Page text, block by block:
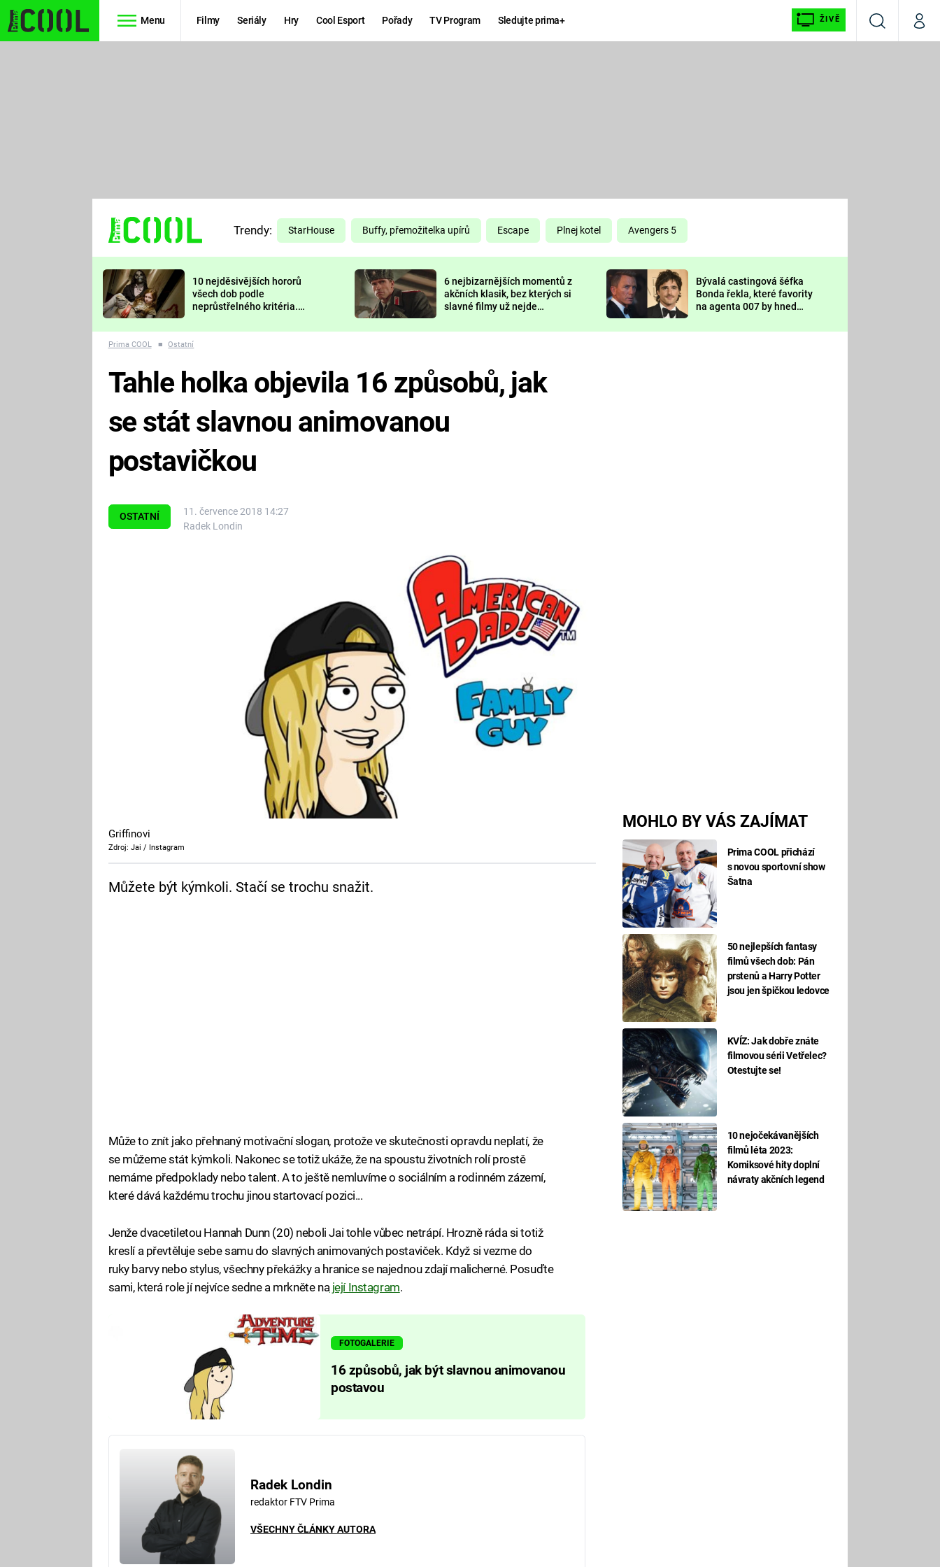
Menu Filmy Seriály Hry Cool Esport Pořady TV Program Sledujte prima+ ŽIVĚ
VyhledáváníMůj
TŘESKU
FUTURAMA
PREDÁTOR
DELIVERANCE
KOMEDIE
CHUCK
NORRIS
DEADPOOL
Prima LAJK
Sledujte nás
Trendy: StarHouse Buffy, přemožitelka upírů Escape Plnej kotel Avengers 5
10 nejděsivějších hororů
všech dob podle
neprůstřelného kritéria.
nejvíc zvednou tep?
6 nejbizarnějších momentů z
akčních klasik, bez kterých si
slavné filmy už nejde
Bývalá castingová šéfka
Bonda řekla, které favority
na agenta 007 by hned
Prima COOL ■ Ostatní
OSTATNÍ
11. července 2018 14:27
Radek Londin
MOHLO BY VÁS ZAJÍMAT
Prima COOL přichází
s novou sportovní show
Šatna
50 nejlepších fantasy
filmů všech dob: Pán
prstenů a Harry Potter
jsou jen špičkou ledovce
KVÍZ: Jak dobře znáte
filmovou sérii Vetřelec?
Otestujte se!
10 nejočekávanějších
filmů léta 2023:
Komiksové hity doplní
návraty akčních legend
Tahle holka objevila 16 způsobů, jak
se stát slavnou animovanou
postavičkou
Griffinovi
Zdroj: Jai / Instagram
Můžete být kýmkoli. Stačí se trochu snažit.
Může to znít jako přehnaný motivační slogan, protože ve skutečnosti opravdu neplatí, že
se můžeme stát kýmkoli. Nakonec se totiž ukáže, že na spoustu životních rolí prostě
nemáme předpoklady nebo talent. A to ještě nemluvíme o sociálním a rodinném zázemí,
které dává každému trochu jinou startovací pozici...
Jenže dvacetiletou Hannah Dunn (20) neboli Jai tohle vůbec netrápí. Hrozně ráda si totiž
kreslí a převtěluje sebe samu do slavných animovaných postaviček. Když si vezme do
ruky barvy nebo stylus, všechny překážky a hranice se najednou zdají malicherné. Posuďte
sami, která role jí nejvíce sedne a mrkněte na její Instagram.
FOTOGALERIE
16 způsobů, jak být slavnou animovanou
postavou
Radek Londin
redaktor FTV Prima
VŠECHNY ČLÁNKY AUTORA